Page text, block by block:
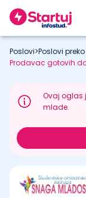
Poslovi>Poslovi
Prodavac gotovih
Ovaj oglas
mlade.